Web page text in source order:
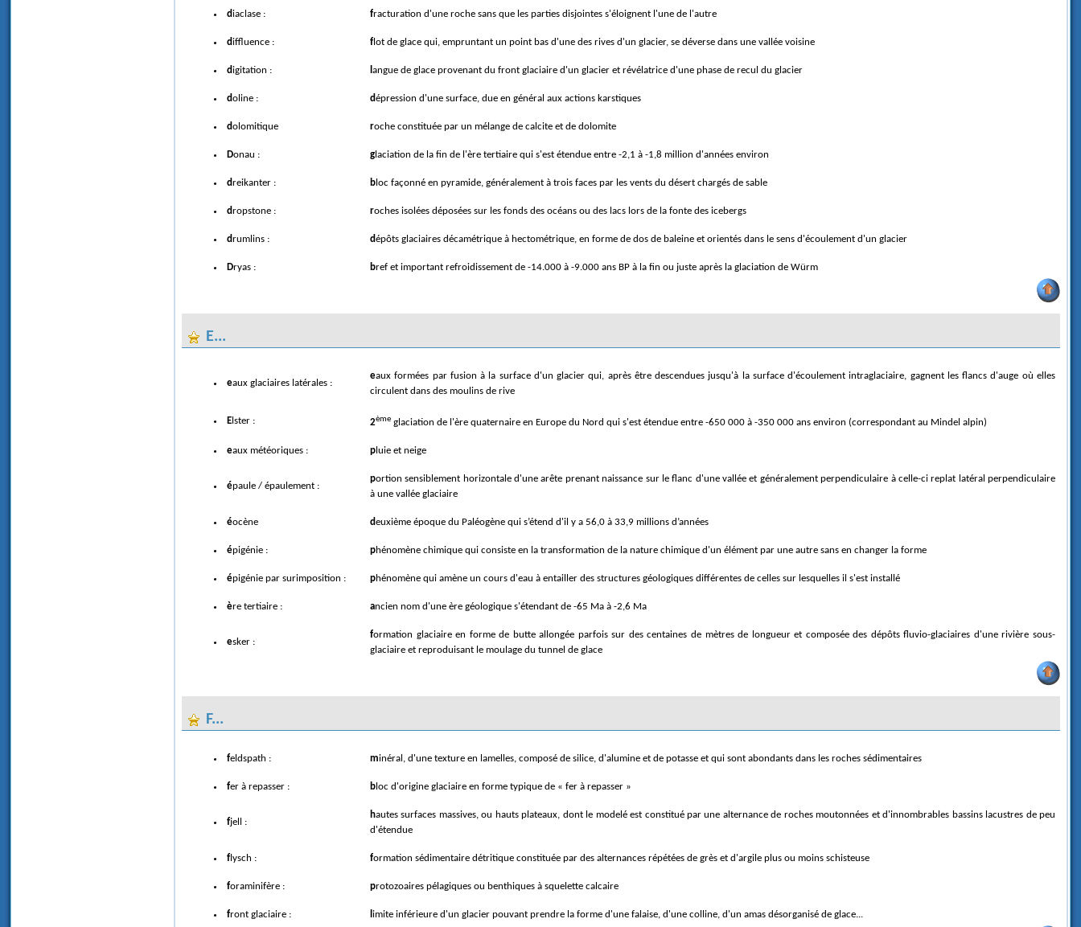
diaclase : fracturation d'une roche sans que les parties disjointes s'éloignent l'une de l'autre
diffluence : flot de glace qui, empruntant un point bas d'une des rives d'un glacier, se déverse dans une vallée voisine
digitation : langue de glace provenant du front glaciaire d'un glacier et révélatrice d'une phase de recul du glacier
doline : dépression d'une surface, due en général aux actions karstiques
dolomitique roche constituée par un mélange de calcite et de dolomite
Donau : glaciation de la fin de l'ère tertiaire qui s'est étendue entre -2,1 à -1,8 million d'années environ
dreikanter : bloc façonné en pyramide, généralement à trois faces par les vents du désert chargés de sable
dropstone : roches isolées déposées sur les fonds des océans ou des lacs lors de la fonte des icebergs
drumlins : dépôts glaciaires décamétrique à hectométrique, en forme de dos de baleine et orientés dans le sens d'écoulement d'un glacier
Dryas : bref et important refroidissement de -14.000 à -9.000 ans BP à la fin ou juste après la glaciation de Würm
E...
eaux glaciaires latérales :
eaux formées par fusion à la surface d'un glacier qui, après être descendues jusqu'à la surface d'écoulement intraglaciaire, gagnent les flancs d'auge où elles
circulent dans des moulins de rive
Elster : 2ème glaciation de l'ère quaternaire en Europe du Nord qui s'est étendue entre -650 000 à -350 000 ans environ (correspondant au Mindel alpin)
eaux météoriques : pluie et neige
épaule / épaulement :
portion sensiblement horizontale d'une arête prenant naissance sur le flanc d'une vallée et généralement perpendiculaire à celle-ci replat latéral perpendiculaire
à une vallée glaciaire
éocène deuxième époque du Paléogène qui s’étend d'il y a 56,0 à 33,9 millions d’années
épigénie : phénomène chimique qui consiste en la transformation de la nature chimique d'un élément par une autre sans en changer la forme
épigénie par surimposition : phénomène qui amène un cours d'eau à entailler des structures géologiques différentes de celles sur lesquelles il s'est installé
ère tertiaire : ancien nom d'une ère géologique s'étendant de -65 Ma à -2,6 Ma
esker :
formation glaciaire en forme de butte allongée parfois sur des centaines de mètres de longueur et composée des dépôts fluvio-glaciaires d'une rivière sous-
glaciaire et reproduisant le moulage du tunnel de glace
F...
feldspath : minéral, d'une texture en lamelles, composé de silice, d'alumine et de potasse et qui sont abondants dans les roches sédimentaires
fer à repasser : bloc d'origine glaciaire en forme typique de « fer à repasser »
fjell :
hautes surfaces massives, ou hauts plateaux, dont le modelé est constitué par une alternance de roches moutonnées et d'innombrables bassins lacustres de peu
d'étendue
flysch : formation sédimentaire détritique constituée par des alternances répétées de grès et d'argile plus ou moins schisteuse
foraminifère : protozoaires pélagiques ou benthiques à squelette calcaire
front glaciaire : limite inférieure d'un glacier pouvant prendre la forme d'une falaise, d'une colline, d'un amas désorganisé de glace...